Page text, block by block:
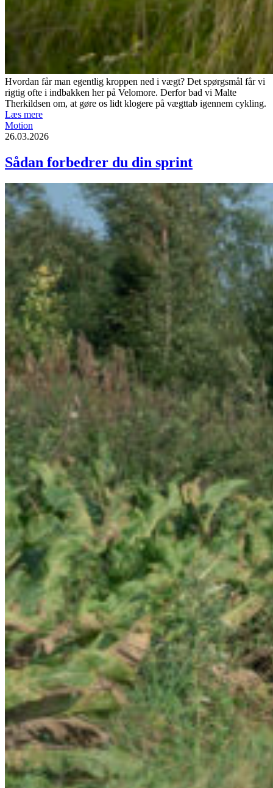
Hvordan får man egentlig kroppen ned i vægt? Det spørgsmål får vi
rigtig ofte i indbakken her på Velomore. Derfor bad vi Malte
Therkildsen om, at gøre os lidt klogere på vægttab igennem cykling.
Læs mere
Motion
26.03.2026
Sådan forbedrer du din sprint